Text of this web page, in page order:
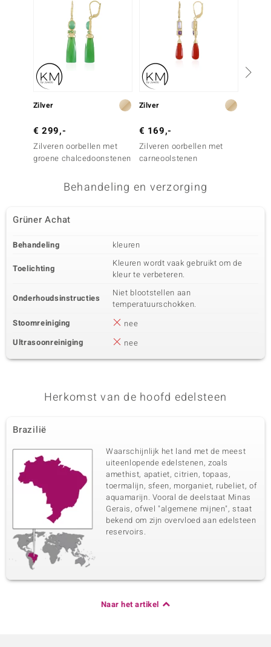
Zilver
€ 299,-
Zilveren oorbellen met
groene chalcedoonstenen
Zilver
€ 169,-
Zilveren oorbellen met
carneoolstenen
Behandeling en verzorging
Grüner Achat
Behandeling kleuren
Toelichting
Kleuren wordt vaak gebruikt om de
kleur te verbeteren.
Onderhoudsinstructies
Niet blootstellen aan
temperatuurschokken.
Stoomreiniging
nee
Ultrasoonreiniging
nee
Herkomst van de hoofd edelsteen
Brazilië
Waarschijnlijk het land met de meest
uiteenlopende edelstenen, zoals
amethist, apatiet, citrien, topaas,
toermalijn, sfeen, morganiet, rubeliet, of
aquamarijn. Vooral de deelstaat Minas
Gerais, ofwel "algemene mijnen", staat
bekend om zijn overvloed aan edelsteen
reservoirs.
Naar het artikel